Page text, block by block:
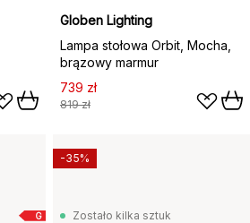
Globen Lighting
Lampa stołowa Orbit, Mocha,
brązowy marmur
739 zł
819 zł
G Zostało kilka sztuk
-35%